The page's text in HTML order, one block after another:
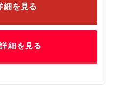
細を見る
細を見る